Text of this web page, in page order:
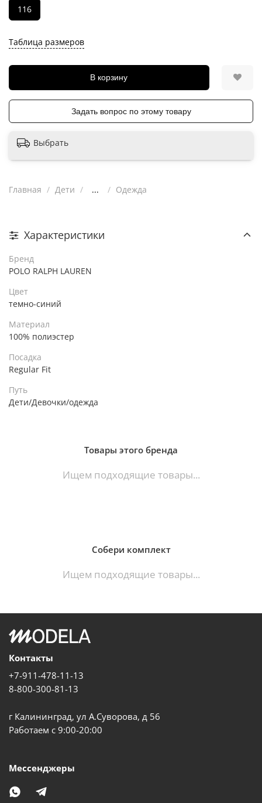
Таблица размеров
В корзину
116
Задать вопрос по этому товару
Выбрать
Главная Дети ... Одежда
Характеристики
Бренд
POLO RALPH LAUREN
Цвет
темно-синий
Материал
100% полиэстер
Посадка
Regular Fit
Путь
Дети/Девочки/одежда
Товары этого бренда
Ищем подходящие товары...
Собери комплект
Ищем подходящие товары...
Контакты
+7-911-478-11-13
8-800-300-81-13
г Калининград, ул А.Суворова, д 56
Работаем с 9:00-20:00
Мессенджеры